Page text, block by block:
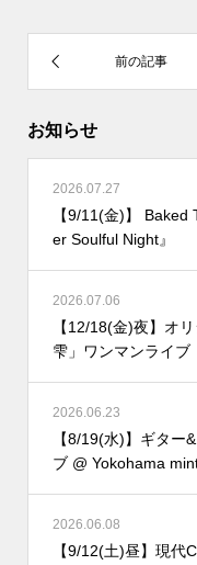
お知らせ
2026.07.27
【9/11(金)】
er Soulful Night』
2026.07.06
【12/18(金)夜】オ
雫」ワンマンライブ
2026.06.23
【8/19(水)】ギター
ブ @ Yokohama
2026.06.08
【9/12(土)昼】現代